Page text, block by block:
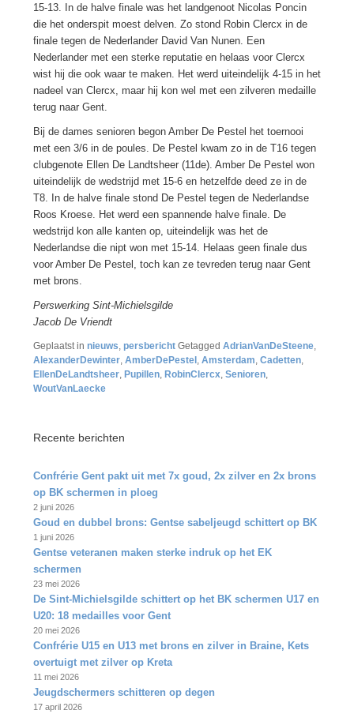
15-13. In de halve finale was het landgenoot Nicolas Poncin
die het onderspit moest delven. Zo stond Robin Clercx in de
finale tegen de Nederlander David Van Nunen. Een
Nederlander met een sterke reputatie en helaas voor Clercx
wist hij die ook waar te maken. Het werd uiteindelijk 4-15 in het
nadeel van Clercx, maar hij kon wel met een zilveren medaille
terug naar Gent.
Bij de dames senioren begon Amber De Pestel het toernooi
met een 3/6 in de poules. De Pestel kwam zo in de T16 tegen
clubgenote Ellen De Landtsheer (11de). Amber De Pestel won
uiteindelijk de wedstrijd met 15-6 en hetzelfde deed ze in de
T8. In de halve finale stond De Pestel tegen de Nederlandse
Roos Kroese. Het werd een spannende halve finale. De
wedstrijd kon alle kanten op, uiteindelijk was het de
Nederlandse die nipt won met 15-14. Helaas geen finale dus
voor Amber De Pestel, toch kan ze tevreden terug naar Gent
met brons.
Perswerking Sint-Michielsgilde
Jacob De Vriendt
Geplaatst in nieuws persbericht Getagged AdrianVanDeSteene,
AlexanderDewinter, AmberDePestel, Amsterdam Cadetten,
EllenDeLandtsheer, Pupillen, RobinClercx, Senioren,
WoutVanLaecke
Recente berichten
Confrérie Gent pakt uit met 7x goud, 2x zilver en 2x brons
op BK schermen in ploeg
2 juni 2026
Goud en dubbel brons: Gentse sabeljeugd schittert op BK
1 juni 2026
Gentse veteranen maken sterke indruk op het EK
schermen
23 mei 2026
De Sint‑Michielsgilde schittert op het BK schermen U17 en
U20: 18 medailles voor Gent
20 mei 2026
Confrérie U15 en U13 met brons en zilver in Braine, Kets
overtuigt met zilver op Kreta
11 mei 2026
Jeugdschermers schitteren op degen
17 april 2026